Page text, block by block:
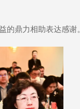
鼎力相助表达感谢。